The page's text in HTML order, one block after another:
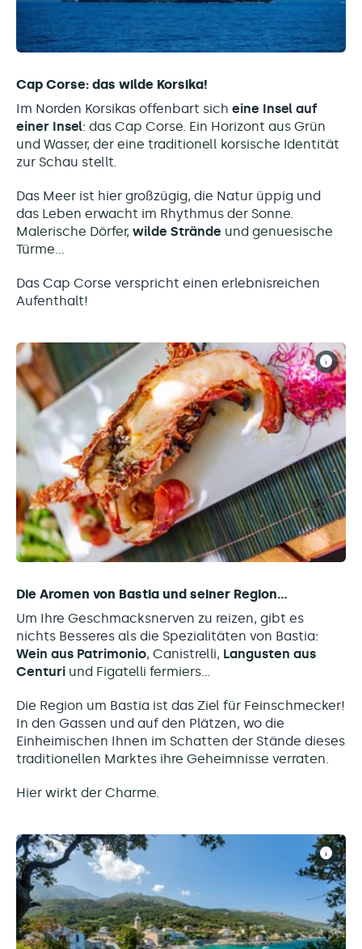
Cap Corse: das wilde Korsika!
Im Norden Korsikas offenbart sich eine Insel auf
einer Insel: das Cap Corse. Ein Horizont aus Grün
und Wasser, der eine traditionell korsische Identität
zur Schau stellt.
Das Meer ist hier großzügig, die Natur üppig und
das Leben erwacht im Rhythmus der Sonne.
Malerische Dörfer, wilde Strände und genuesische
Türme...
Das Cap Corse verspricht einen erlebnisreichen
Aufenthalt!
Die Aromen von Bastia und seiner Region...
Um Ihre Geschmacksnerven zu reizen, gibt es
nichts Besseres als die Spezialitäten von Bastia:
Wein aus Patrimonio, Canistrelli, Langusten aus
Centuri und Figatelli fermiers...
Die Region um Bastia ist das Ziel für Feinschmecker!
In den Gassen und auf den Plätzen, wo die
Einheimischen Ihnen im Schatten der Stände dieses
traditionellen Marktes ihre Geheimnisse verraten.
Hier wirkt der Charme.